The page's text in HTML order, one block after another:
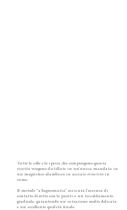
Tutte le erbe e le spezie che compongono questa
ricetta vengono distillate in un’unica mandata in
un magnifico alambicco in acciaio rivestito in
rame. ​
Il metodo “a bagnomaria” assicura l’assenza di
contatto diretto con le pareti e un riscaldamento
graduale, garantendo un’ estrazione molto delicata
e un’ eccellente qualità finale.